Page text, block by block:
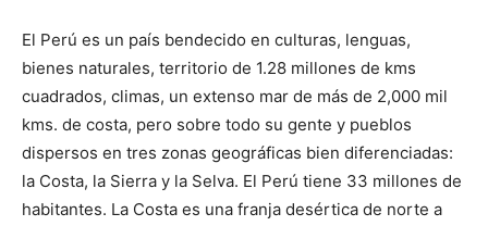
El Perú es un país bendecido en culturas, lenguas,
bienes naturales, territorio de 1.28 millones de kms
cuadrados, climas, un extenso mar de más de 2,000 mil
kms. de costa, pero sobre todo su gente y pueblos
dispersos en tres zonas geográficas bien diferenciadas:
la Costa, la Sierra y la Selva. El Perú tiene 33 millones de
habitantes. La Costa es una franja desértica de norte a